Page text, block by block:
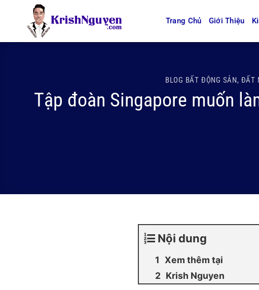
Trang Chủ Giới Thiệu
BLOG BẤT ĐỘNG SẢN, ĐẤT
Tập đoàn Singapore muốn
Nội dung
Xem thêm tại
Krish Nguyen